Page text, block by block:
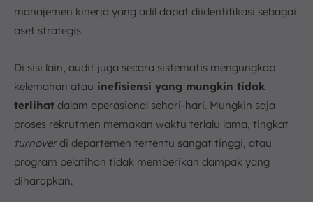
manajemen kinerja yang adil dapat diidentifikasi sebagai
aset strategis.
Di sisi lain, audit juga secara sistematis mengungkap
kelemahan atau inefisiensi yang mungkin tidak
terlihat dalam operasional sehari-hari. Mungkin saja
proses rekrutmen memakan waktu terlalu lama, tingkat
turnoverdi departemen tertentu sangat tinggi, atau
program pelatihan tidak memberikan dampak yang
diharapkan.